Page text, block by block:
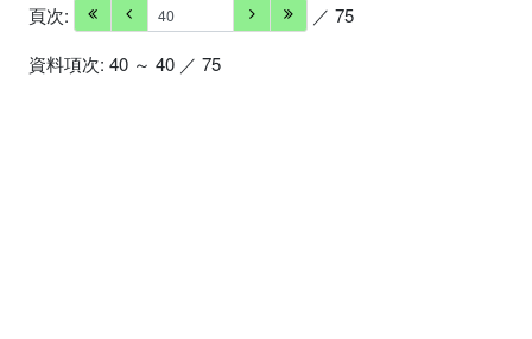
頁次:
／ 75
資料項次: 40 ～ 40 ／ 75